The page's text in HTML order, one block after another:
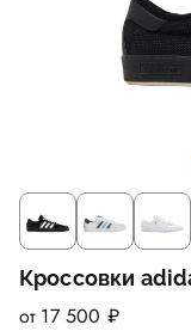
Кроссовки
от 17 500 ₽